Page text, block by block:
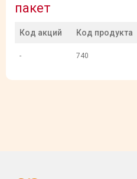
пакет
Код акций Код продукта
- 740